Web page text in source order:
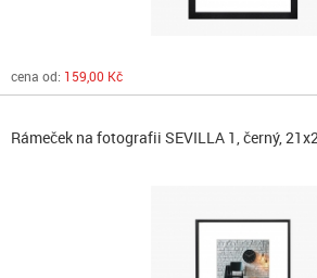
cena od: 159,00 Kč
Rámeček na fotografii SEVILLA 1, černý,